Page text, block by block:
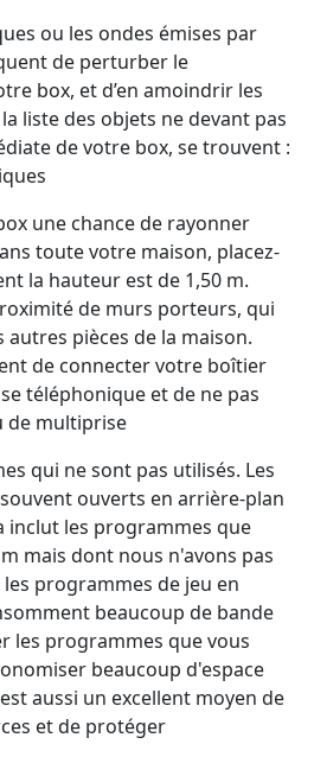
ou les ondes émises par
de perturber le
box, et d’en amoindrir les
liste des objets ne devant pas
de votre box, se trouvent :
une chance de rayonner
toute votre maison, placez-
la hauteur est de 1,50 m.
de murs porteurs, qui
pièces de la maison.
de connecter votre boîtier
téléphonique et de ne pas
de multiprise
qui ne sont pas utilisés. Les
ouverts en arrière-plan
inclut les programmes que
mais dont nous n'avons pas
programmes de jeu en
beaucoup de bande
les programmes que vous
beaucoup d'espace
aussi un excellent moyen de
et de protéger